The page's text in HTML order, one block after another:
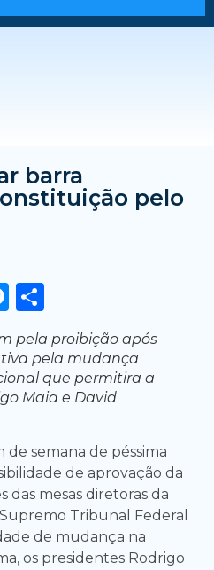
barra
pelo
Messenger
pela proibição após
pela mudança
que permitira a
Maia e David
de semana de péssima
de aprovação da
das mesas diretoras da
Tribunal Federal
de mudança na
os presidentes Rodrigo